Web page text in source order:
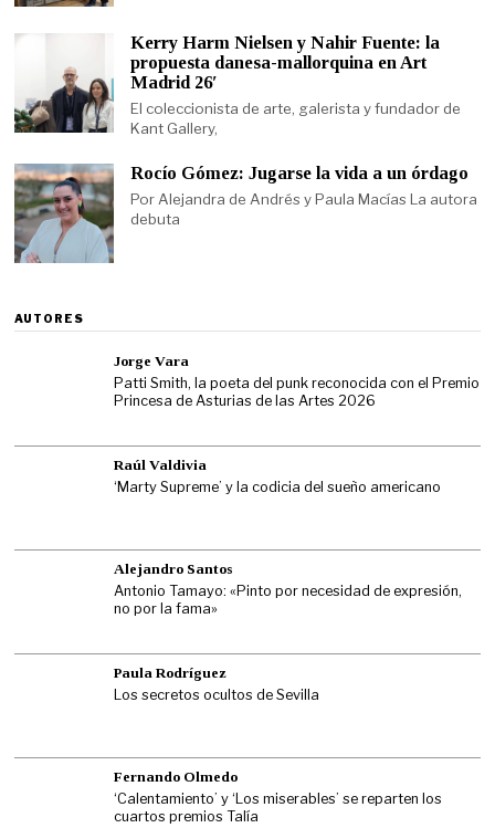
Kerry Harm Nielsen y Nahir Fuente: la
propuesta danesa-mallorquina en Art
Madrid 26′
El coleccionista de arte, galerista y fundador de
Kant Gallery,
Rocío Gómez: Jugarse la vida a un órdago
Por Alejandra de Andrés y Paula Macías La autora
debuta
AUTORES
Jorge Vara
Patti Smith, la poeta del punk reconocida con el Premio
Princesa de Asturias de las Artes 2026
Raúl Valdivia
‘Marty Supreme’ y la codicia del sueño americano
Alejandro Santos
Antonio Tamayo: «Pinto por necesidad de expresión,
no por la fama»
Paula Rodríguez
Los secretos ocultos de Sevilla
Fernando Olmedo
‘Calentamiento’ y ‘Los miserables’ se reparten los
cuartos premios Talía